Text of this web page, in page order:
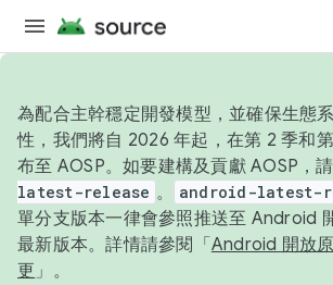
為配合主幹穩定開發模型，並確保生態
性，我們將自 2026 年起，在第 2 季和
布至 AOSP。如要建構及貢獻 AOSP，
latest-release 。 android-latest-
單分支版本一律會參照推送至 Android
最新版本。詳情請參閱「 Android 開放
更 」。